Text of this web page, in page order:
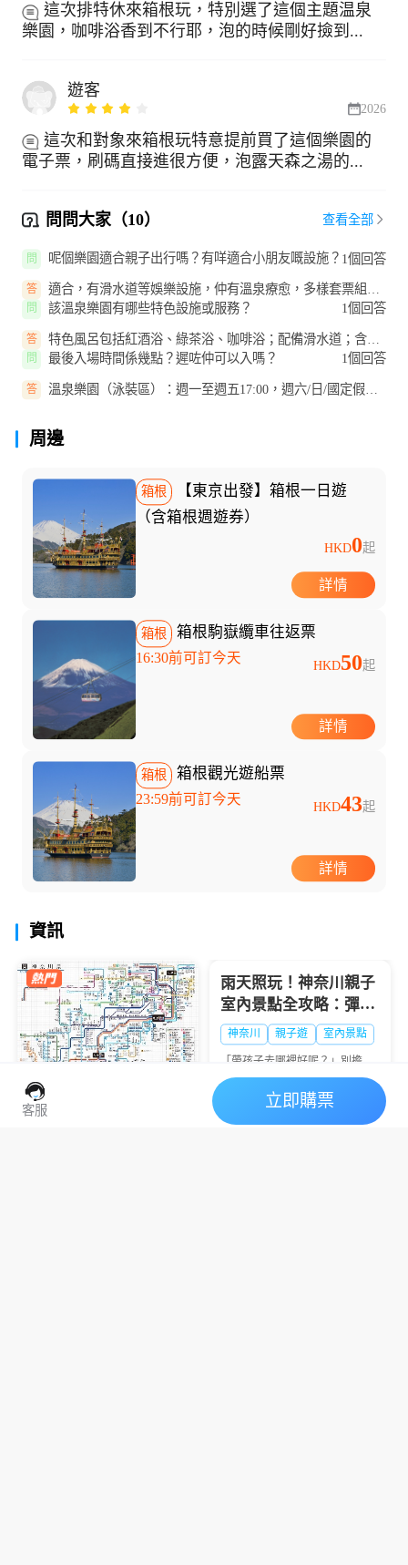
這次排特休來箱根玩，特別選了這個主題温泉
樂園，咖啡浴香到不行耶，泡的時候剛好撿到...
遊客
2026
這次和對象來箱根玩特意提前買了這個樂園的
電子票，刷碼直接進很方便，泡露天森之湯的...
問問大家（10） 查看全部
問 呢個樂園適合親子出行嗎？有咩適合小朋友嘅設施？ 1個回答
答
適合，有滑水道等娛樂設施，仲有溫泉療愈，多樣套票組合
可滿足親子出行需求。
問 該溫泉樂園有哪些特色設施或服務？ 1個回答
答
特色風呂包括紅酒浴、綠茶浴、咖啡浴；配備滑水道；含森
之湯套票可體驗室內外溫泉、陶...
問 最後入場時間係幾點？遲咗仲可以入嗎？ 1個回答
答
溫泉樂園（泳裝區）：週一至週五17:00，週六/日/國定假日
周邊
箱根
【東京出發】箱根一日遊
（含箱根週遊券）
HKD0起
詳情
箱根 箱根駒嶽纜車往返票
16:30前可訂今天 HKD50起
詳情
箱根 箱根觀光遊船票
23:59前可訂今天 HKD43起
詳情
資訊
2025日本神奈川縣地鐵
賞期通常在每年7月中...
雨天照玩！神奈川親子
室內景點全攻略：彈跳
樂園、工廠見學、水族
館推薦
神奈川 親子遊 室內景點
​「帶孩子去哪裡好呢？」別擔
心！神奈川縣有許多不受天氣影
響的精彩室內景點。正因為是雨
天，更適合和孩子一起享受平日
無法體驗的活動、充滿新發現的
客服
立即購票